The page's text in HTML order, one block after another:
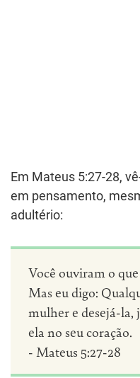
Em Mateus 5:27-28,
em pensamento,
adultério:
Você ouviram o
Mas eu digo:
mulher e desejá-la,
ela no seu coração.
- Mateus 5:27-28